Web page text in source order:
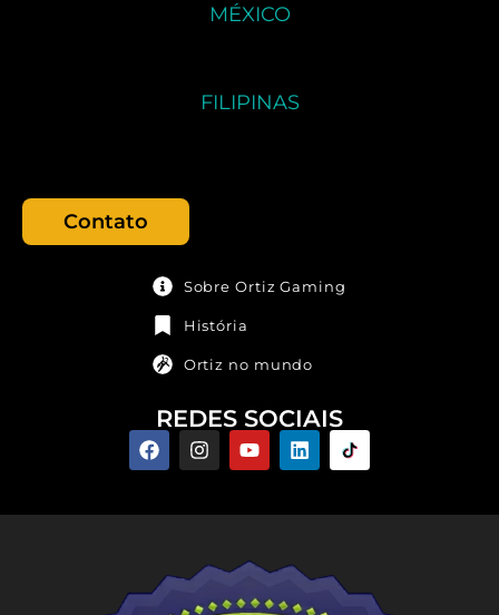
MÉXICO
FILIPINAS
Contato
Sobre Ortiz Gaming
História
Ortiz no mundo
REDES SOCIAIS